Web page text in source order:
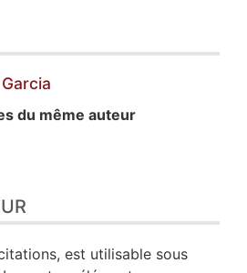
du même auteur
est utilisable sous